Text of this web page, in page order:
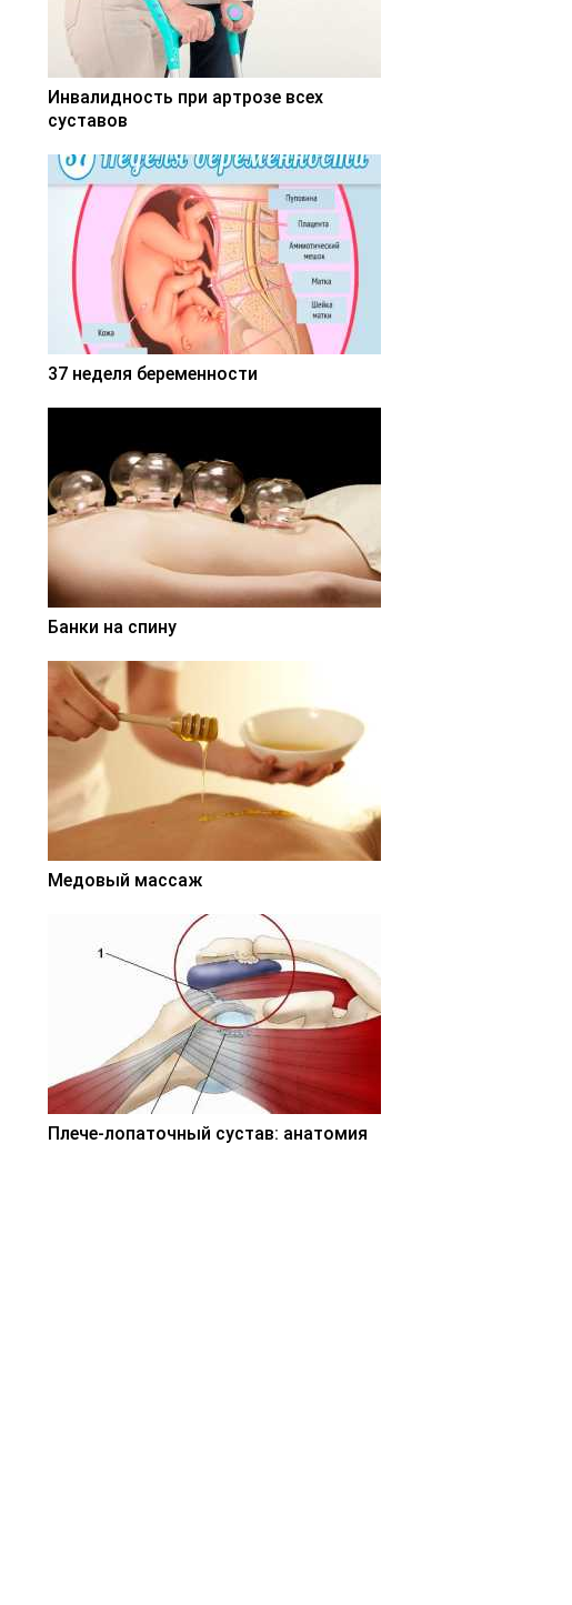
Инвалидность при артрозе всех
суставов
37 неделя беременности
Банки на спину
Медовый массаж
Плече-лопаточный сустав: анатомия